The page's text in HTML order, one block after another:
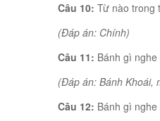
Câu 10: Từ nào trong
(Đáp án: Chính)
Câu 11: Bánh gì
(Đáp án: Bánh Khoái,
Câu 12: Bánh gì